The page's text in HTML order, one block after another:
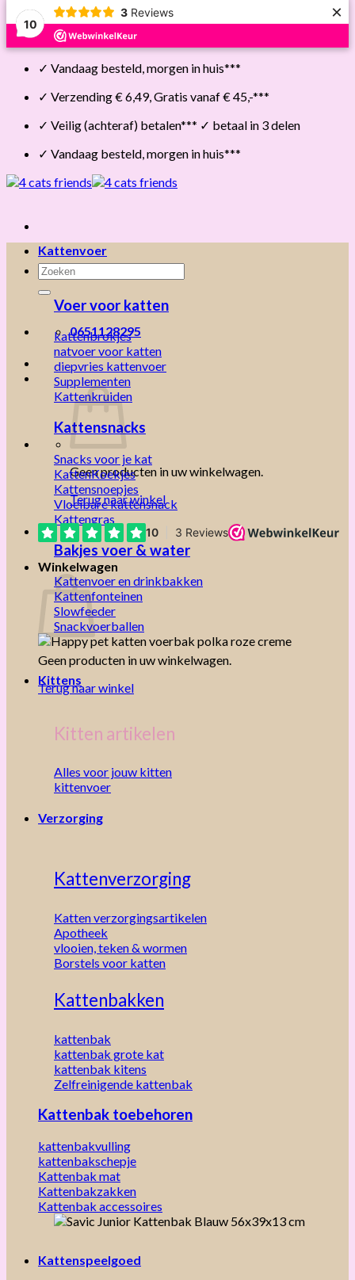
10
3 Reviews ×
Skip
✓ Vandaag besteld, morgen in huis***
✓ Verzending € 6,49, Gratis vanaf € 45,-***
✓ Veilig (achteraf) betalen*** ✓ betaal in 3 delen
✓ Vandaag besteld, morgen in huis***
Zoeken
naar:
0651128295
Geen producten in uw winkelwagen.
Terug naar winkel
Winkelwagen
Geen producten in uw winkelwagen.
Terug naar winkel
Kattenvoer
Voer voor katten
kattenbrokjes
natvoer voor katten
diepvries kattenvoer
Supplementen
Kattenkruiden
Kattensnacks
Snacks voor je kat
KattenKoekjes
Kattensnoepjes
Vloeibare kattensnack
Kattengras
Bakjes voer & water
Kattenvoer en drinkbakken
Kattenfonteinen
Slowfeeder
Snackvoerballen
Kittens
Kitten artikelen
Alles voor jouw kitten
kittenvoer
Verzorging
Kattenverzorging
Katten verzorgingsartikelen
Apotheek
vlooien, teken & wormen
Borstels voor katten
Kattenbakken
kattenbak
kattenbak grote kat
kattenbak kitens
Zelfreinigende kattenbak
Kattenbak toebehoren
kattenbakvulling
kattenbakschepje
Kattenbak mat
Kattenbakzakken
Kattenbak accessoires
Kattenspeelgoed